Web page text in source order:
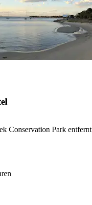
Conservation Park entfernt